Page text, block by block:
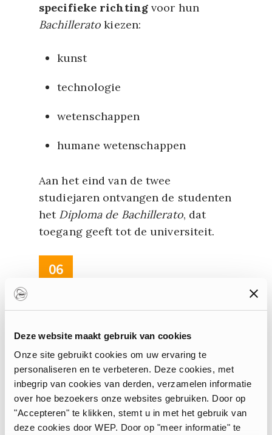
Deze website maakt gebruik van cookies
Onze site gebruikt cookies om uw ervaring te
personaliseren en te verbeteren. Deze cookies, met
inbegrip van cookies van derden, verzamelen informatie
over hoe bezoekers onze websites gebruiken. Door op
"Accepteren" te klikken, stemt u in met het gebruik van
deze cookies door WEP. Door op "meer informatie" te
specifieke richtingvoor hun
Bachillerato kiezen:
kunst
technologie
wetenschappen
humane wetenschappen
Aan het eind van de twee
studiejaren ontvangen de studenten
het Diploma de Bachillerato, dat
toegang geeft tot de universiteit.
06
Beroepsopleiding in Spanje
De Spaanse beroepsopleidingis
verdeeld in twee cycli: de eerste op
middelbaar niveau en de tweede op
hoger niveau.